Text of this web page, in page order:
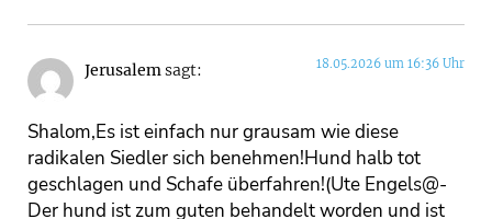
Jerusalemsagt: 18.05.2026 um 16:36 Uhr
Shalom,Es ist einfach nur grausam wie diese
radikalen Siedler sich benehmen!Hund halb tot
geschlagen und Schafe überfahren!(Ute Engels@-
Der hund ist zum guten behandelt worden und ist